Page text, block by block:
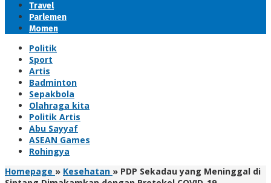
Travel
Parlemen
Momen
Politik
Sport
Artis
Badminton
Sepakbola
Olahraga kita
Politik Artis
Abu Sayyaf
ASEAN Games
Rohingya
Homepage » Kesehatan » PDP Sekadau yang Meninggal di